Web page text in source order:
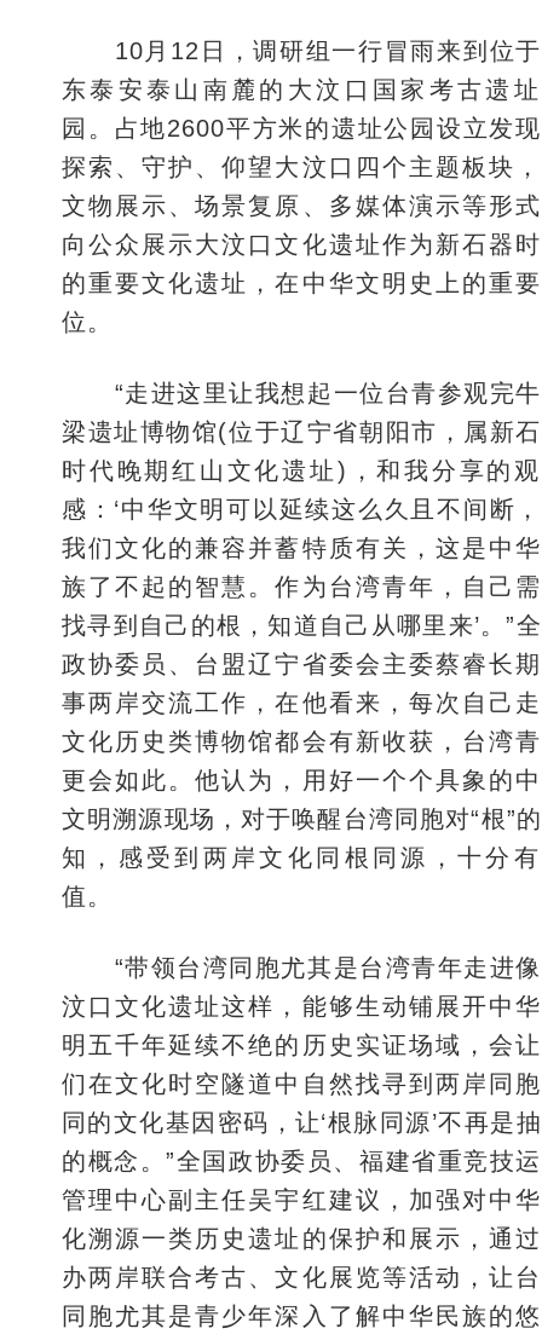
10月12日，调研组一行冒雨来到位
东泰安泰山南麓的大汶口国家考古遗
园。占地2600平方米的遗址公园设立发
探索、守护、仰望大汶口四个主题板块
文物展示、场景复原、多媒体演示等形
向公众展示大汶口文化遗址作为新石器
的重要文化遗址，在中华文明史上的重
位。
“走进这里让我想起一位台青参观完
梁遗址博物馆(位于辽宁省朝阳市，属新
时代晚期红山文化遗址)，和我分享的
感：‘中华文明可以延续这么久且不间断
我们文化的兼容并蓄特质有关，这是中
族了不起的智慧。作为台湾青年，自己
找寻到自己的根，知道自己从哪里来’。”
政协委员、台盟辽宁省委会主委蔡睿长
事两岸交流工作，在他看来，每次自己
文化历史类博物馆都会有新收获，台湾
更会如此。他认为，用好一个个具象的
文明溯源现场，对于唤醒台湾同胞对“根”
知，感受到两岸文化同根同源，十分
值。
“带领台湾同胞尤其是台湾青年走进
汶口文化遗址这样，能够生动铺展开中
明五千年延续不绝的历史实证场域，会
们在文化时空隧道中自然找寻到两岸同
同的文化基因密码，让‘根脉同源’不再是
的概念。”全国政协委员、福建省重竞技
管理中心副主任吴宇红建议，加强对中
化溯源一类历史遗址的保护和展示，通
办两岸联合考古、文化展览等活动，让
同胞尤其是青少年深入了解中华民族的